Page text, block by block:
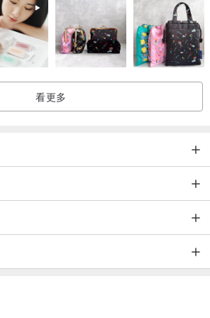
忽略，也是最重要的一個環節「修繕」，幾
號給忽略了⋯
環境盡一份心力💖
衣物壽命，減少 『一次性』"回收"垃圾產生。
者
多層次精密電鍍，下層增加電鍍紅銅層，
看更多